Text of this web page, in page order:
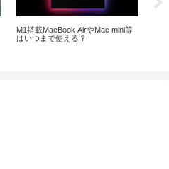
M1搭載MacBook AirやMac mini等
はいつまで使える？